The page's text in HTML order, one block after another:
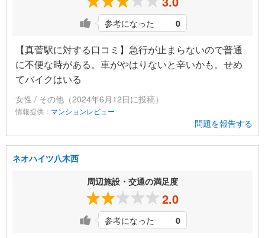
参考になった 0
【真菅駅に対する口コミ】急行が止まらないので普通
に不便な時がある。車がやはりないと辛いかも。せめ
てバイクはいる
女性 / その他（2024年6月12日に投稿）
情報提供： マンションレビュー
問題を報告する
ネオハイツ八木西
周辺施設・交通の満足度
2.0
参考になった 0